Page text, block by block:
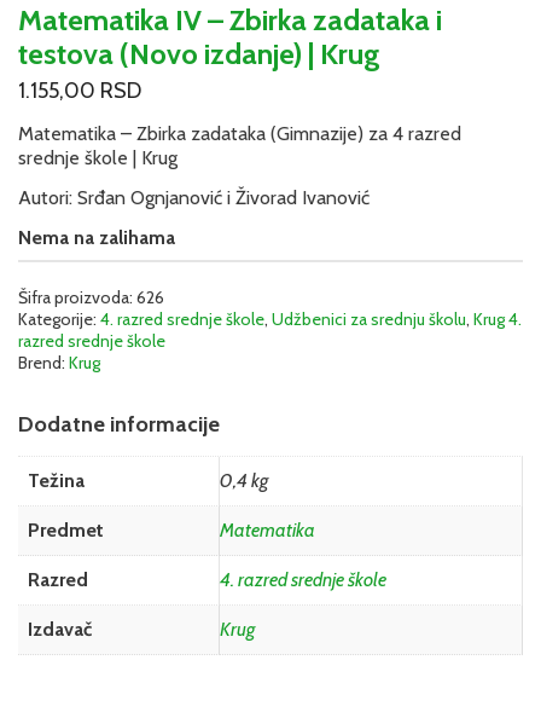
Matematika IV – Zbirka zadataka i
testova (Novo izdanje) | Krug
1.155,00 RSD
Matematika – Zbirka zadataka (Gimnazije) za 4 razred
srednje škole | Krug
Autori: Srđan Ognjanović i Živorad Ivanović
Nema na zalihama
Šifra proizvoda: 626
Kategorije: 4. razred srednje škole, Udžbenici za srednju školu, Krug 4.
razred srednje škole
Brend: Krug
Dodatne informacije
Težina 0,4 kg
Predmet Matematika
Razred 4. razred srednje škole
Izdavač Krug